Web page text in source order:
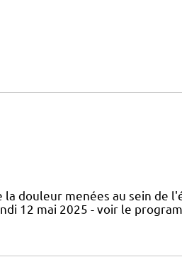
douleur menées au sein de
12 mai 2025 - voir le